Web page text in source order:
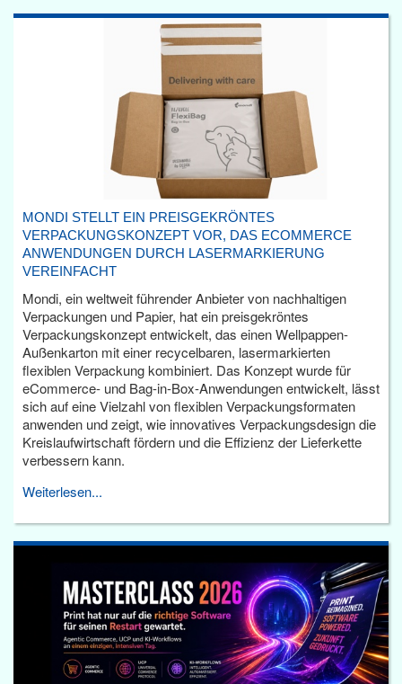
MONDI STELLT EIN PREISGEKRÖNTES
VERPACKUNGSKONZEPT VOR, DAS ECOMMERCE
ANWENDUNGEN DURCH LASERMARKIERUNG
VEREINFACHT
Mondi, ein weltweit führender Anbieter von nachhaltigen
Verpackungen und Papier, hat ein preisgekröntes
Verpackungskonzept entwickelt, das einen Wellpappen-
Außenkarton mit einer recycelbaren, lasermarkierten
flexiblen Verpackung kombiniert. Das Konzept wurde für
eCommerce- und Bag-in-Box-Anwendungen entwickelt, lässt
sich auf eine Vielzahl von flexiblen Verpackungsformaten
anwenden und zeigt, wie innovatives Verpackungsdesign die
Kreislaufwirtschaft fördern und die Effizienz der Lieferkette
verbessern kann.
Weiterlesen...